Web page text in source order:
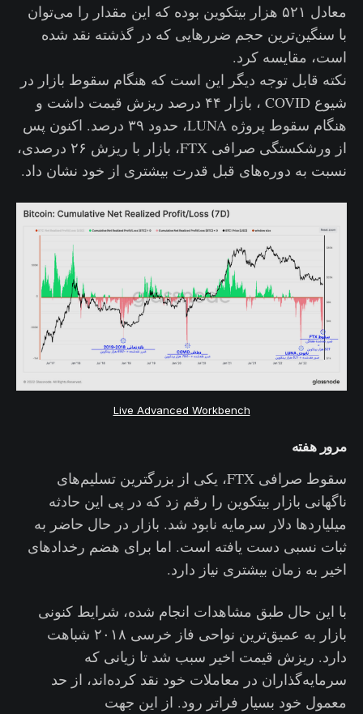
معادل ۵۲۱ هزار بیتکوین بوده که این مقدار را می‌توان
با سنگین‌ترین حجم ضررهایی که در گذشته نقد شده‌
است، مقایسه کرد.
نکته قابل‌ توجه دیگر این است که هنگام سقوط بازار در
شیوع COVID ، بازار ۴۴ درصد ریزش قیمت داشت و
هنگام سقوط پروژه LUNA، حدود ۳۹ درصد. اکنون پس
از ورشکستگی صرافی FTX، بازار با ریزش ۲۶ درصدی،
نسبت به دوره‌های قبل قدرت بیشتری از خود نشان داد.
Live Advanced Workbench
مرور هفته
سقوط صرافی FTX، یکی از بزرگترین تسلیم‌های
ناگهانی بازار بیتکوین را رقم زد که در پی این حادثه
میلیاردها دلار سرمایه نابود شد. بازار در حال حاضر به
ثبات نسبی دست یافته است. اما برای هضم رخدادهای
اخیر به زمان بیشتری نیاز دارد.
با این حال طبق مشاهدات انجام شده، شرایط کنونی
بازار به عمیق‌ترین نواحی فاز خرسی ۲۰۱۸ شباهت‌
دارد. ریزش قیمت اخیر سبب شد تا زیانی که
سرمایه‌گذاران در معاملات خود نقد کرده‌اند، از حد
معمول خود بسیار فراتر رود. از این جهت